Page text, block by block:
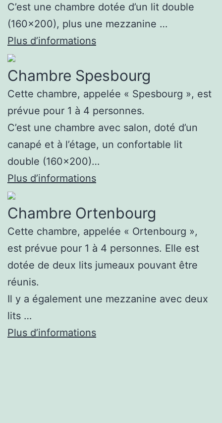
Sans
Dépôt
Bonus
Fr
-
Others,
particularly
Churchill
Downs,
adamantly
the
idea.
Mise
Maximum
Roulette
2026
Limites
C’est une chambre dotée d’un lit double
(160×200), plus une mezzanine …
Plus d’informations
Chambre Spesbourg
Cette chambre, appelée « Spesbourg », est
prévue pour 1 à 4 personnes.
C’est une chambre avec salon, doté d’un
canapé et à l’étage, un confortable lit
double (160×200)…
Plus d’informations
Chambre Ortenbourg
Cette chambre, appelée « Ortenbourg »,
est prévue pour 1 à 4 personnes. Elle est
dotée de deux lits jumeaux pouvant être
réunis.
Il y a également une mezzanine avec deux
lits …
Plus d’informations